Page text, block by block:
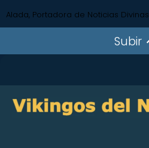
Alada, Portadora de Noticias Divinas
Subir